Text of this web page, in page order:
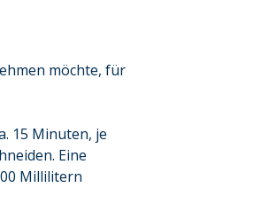
möchte, für
15 Minuten, je
Eine
Millilitern